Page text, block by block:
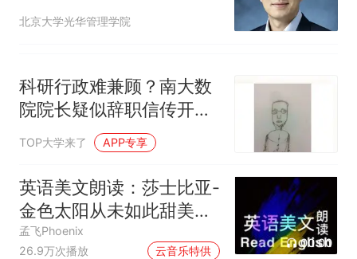
北京大学光华管理学院
科研行政难兼顾？南大数
院院长疑似辞职信传开，
复旦马臻教授留言：我也
辞去副系主任（副处
级），并附上辞职报告
TOP大学来了 APP专享
英语美文朗读：莎士比亚-
金色太阳从未如此甜美吻
过
孟飞Phoenix
26.9万次播放
云音乐特供
00:00